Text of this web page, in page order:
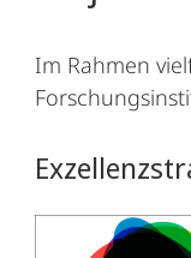
Im Rahmen